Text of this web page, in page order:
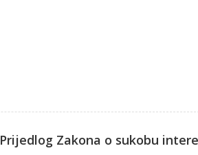
Prijedlog Zakona o sukobu